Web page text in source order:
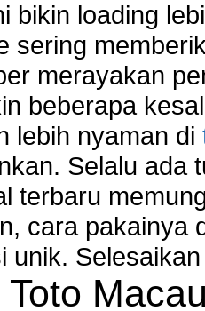
bikin loading
sering
merayakan
beberapa
lebih nyaman di
Selalu ada
terbaru
cara pakainya
unik.